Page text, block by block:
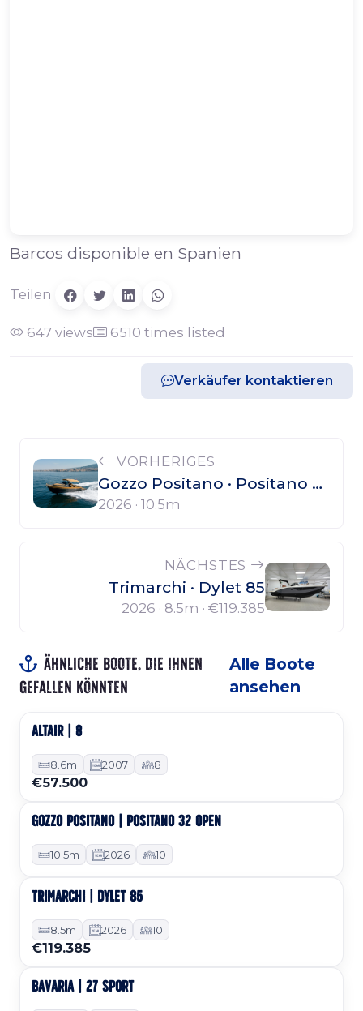
Barcos disponible en Spanien
Teilen
647 views 6510 times listed
Verkäufer kontaktieren
VORHERIGES
Gozzo Positano · Positano 32 Open
2026 · 10.5m
NÄCHSTES
Trimarchi · Dylet 85
2026 · 8.5m · €119.385
Ähnliche Boote, die Ihnen
gefallen könnten
Alle Boote
ansehen
Gebraucht
ALTAIR | 8
8.6m 2007 8
€57.500
Neu, auf Bestellung verfügbar
GOZZO POSITANO | POSITANO 32 OPEN
10.5m 2026 10
Neu, auf Bestellung verfügbar
TRIMARCHI | DYLET 85
8.5m 2026 10
€119.385
Gebraucht
BAVARIA | 27 SPORT